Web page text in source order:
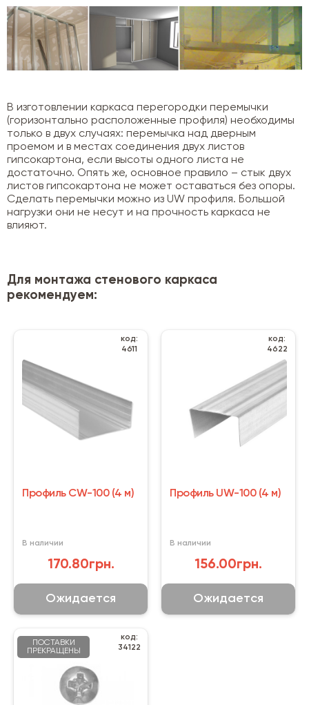
В изготовлении каркаса перегородки перемычки
(горизонтально расположенные профиля) необходимы
только в двух случаях: перемычка над дверным
проемом и в местах соединения двух листов
гипсокартона, если высоты одного листа не
достаточно. Опять же, основное правило – стык двух
листов гипсокартона не может оставаться без опоры.
Сделать перемычки можно из UW профиля. Большой
нагрузки они не несут и на прочность каркаса не
влияют.
Для монтажа стенового каркаса
рекомендуем:
код:
4611
Профиль CW-100 (4 м)
В наличии
170.80грн.
Ожидается
код:
4622
Профиль UW-100 (4 м)
В наличии
156.00грн.
Ожидается
ПОСТАВКИ
ПРЕКРАЩЕНЫ
код:
34122